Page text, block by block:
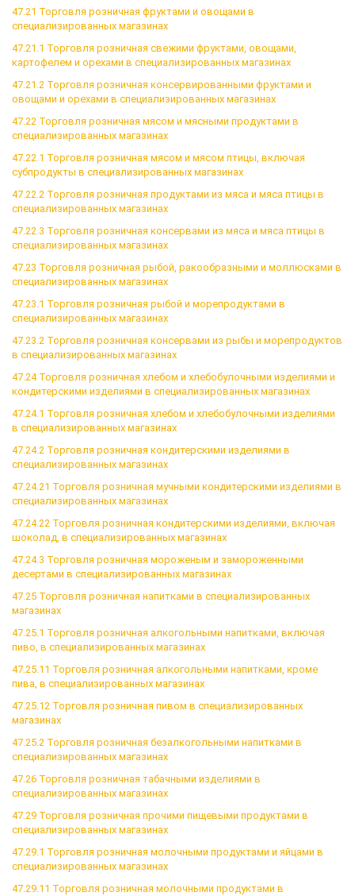
47.21 Торговля розничная фруктами и овощами в
специализированных магазинах
47.21.1 Торговля розничная свежими фруктами, овощами,
картофелем и орехами в специализированных магазинах
47.21.2 Торговля розничная консервированными фруктами и
овощами и орехами в специализированных магазинах
47.22 Торговля розничная мясом и мясными продуктами в
специализированных магазинах
47.22.1 Торговля розничная мясом и мясом птицы, включая
субпродукты в специализированных магазинах
47.22.2 Торговля розничная продуктами из мяса и мяса птицы в
специализированных магазинах
47.22.3 Торговля розничная консервами из мяса и мяса птицы в
специализированных магазинах
47.23 Торговля розничная рыбой, ракообразными и моллюсками в
специализированных магазинах
47.23.1 Торговля розничная рыбой и морепродуктами в
специализированных магазинах
47.23.2 Торговля розничная консервами из рыбы и морепродуктов
в специализированных магазинах
47.24 Торговля розничная хлебом и хлебобулочными изделиями и
кондитерскими изделиями в специализированных магазинах
47.24.1 Торговля розничная хлебом и хлебобулочными изделиями
в специализированных магазинах
47.24.2 Торговля розничная кондитерскими изделиями в
специализированных магазинах
47.24.21 Торговля розничная мучными кондитерскими изделиями в
специализированных магазинах
47.24.22 Торговля розничная кондитерскими изделиями, включая
шоколад, в специализированных магазинах
47.24.3 Торговля розничная мороженым и замороженными
десертами в специализированных магазинах
47.25 Торговля розничная напитками в специализированных
магазинах
47.25.1 Торговля розничная алкогольными напитками, включая
пиво, в специализированных магазинах
47.25.11 Торговля розничная алкогольными напитками, кроме
пива, в специализированных магазинах
47.25.12 Торговля розничная пивом в специализированных
магазинах
47.25.2 Торговля розничная безалкогольными напитками в
специализированных магазинах
47.26 Торговля розничная табачными изделиями в
специализированных магазинах
47.29 Торговля розничная прочими пищевыми продуктами в
специализированных магазинах
47.29.1 Торговля розничная молочными продуктами и яйцами в
специализированных магазинах
47.29.11 Торговля розничная молочными продуктами в